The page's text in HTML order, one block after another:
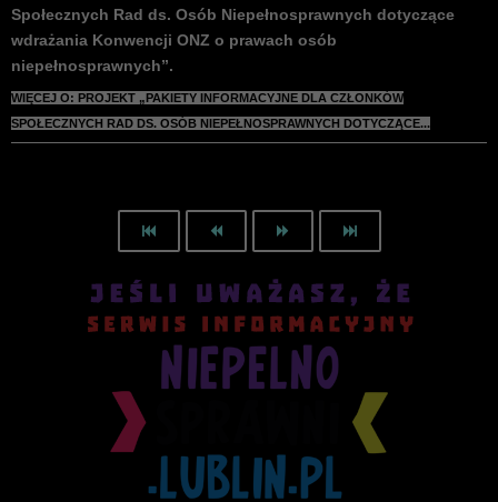
Społecznych Rad ds. Osób Niepełnosprawnych dotyczące
wdrażania Konwencji ONZ o prawach osób
niepełnosprawnych”.
WIĘCEJ O: PROJEKT „PAKIETY INFORMACYJNE DLA CZŁONKÓW
SPOŁECZNYCH RAD DS. OSÓB NIEPEŁNOSPRAWNYCH DOTYCZĄCE...